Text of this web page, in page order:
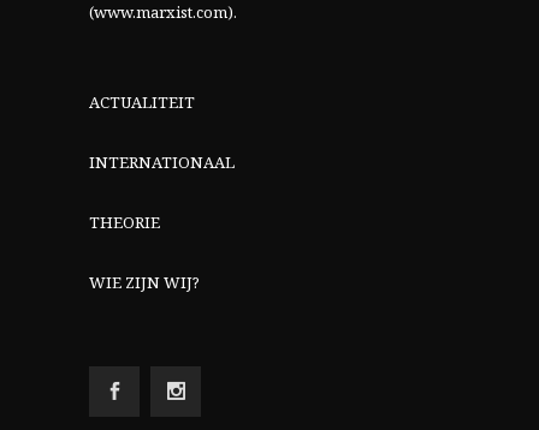
(www.marxist.com).
ACTUALITEIT
INTERNATIONAAL
THEORIE
WIE ZIJN WIJ?